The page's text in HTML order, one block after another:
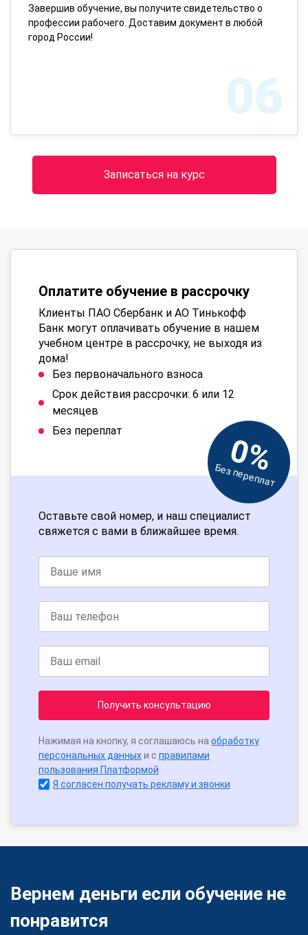
Завершив обучение, вы получите свидетельство о
профессии рабочего. Доставим документ в любой
город России!
06
Записаться на курс
Оплатите обучение в рассрочку
Клиенты ПАО Сбербанк и АО Тинькофф
Банк могут оплачивать обучение в нашем
учебном центре в рассрочку, не выходя из
дома!
Без первоначального взноса
Срок действия рассрочки: 6 или 12
месяцев
Без переплат
0%
Без переплат
Оставьте свой номер, и наш специалист
свяжется с вами в ближайшее время.
Получить консультацию
Нажимая на кнопку, я соглашаюсь на обработку
персональных данныхи с правилами
пользования Платформой
Я согласен получать рекламу и звонки
Вернем деньги если обучение не
понравится